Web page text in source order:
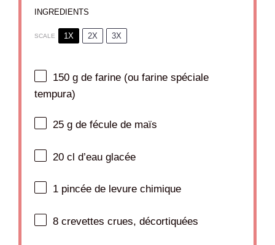
INGREDIENTS
SCALE 1X 2X 3X
150 g de farine (ou farine spéciale
tempura)
25 g de fécule de maïs
20 cl d’eau glacée
1 pincée de levure chimique
8 crevettes crues, décortiquées